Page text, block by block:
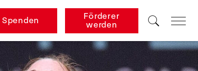
Spenden Förderer
werden